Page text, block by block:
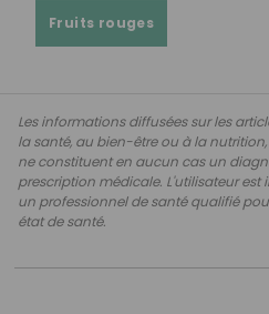
Fruits rouges
Les informations diffusées sur les
la santé, au bien-être ou à la
ne constituent en aucun cas un
prescription médicale. L'utilisateur
un professionnel de santé qualifié
état de santé.